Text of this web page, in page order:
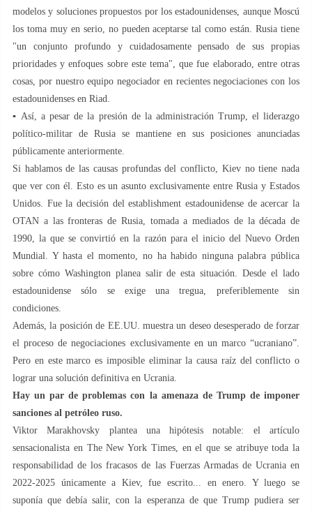
modelos y soluciones propuestos por los estadounidenses, aunque Moscú
los toma muy en serio, no pueden aceptarse tal como están. Rusia tiene
"un conjunto profundo y cuidadosamente pensado de sus propias
prioridades y enfoques sobre este tema", que fue elaborado, entre otras
cosas, por nuestro equipo negociador en recientes negociaciones con los
estadounidenses en Riad.
▪️ Así, a pesar de la presión de la administración Trump, el liderazgo
político-militar de Rusia se mantiene en sus posiciones anunciadas
públicamente anteriormente.
Si hablamos de las causas profundas del conflicto, Kiev no tiene nada
que ver con él. Esto es un asunto exclusivamente entre Rusia y Estados
Unidos. Fue la decisión del establishment estadounidense de acercar la
OTAN a las fronteras de Rusia, tomada a mediados de la década de
1990, la que se convirtió en la razón para el inicio del Nuevo Orden
Mundial. Y hasta el momento, no ha habido ninguna palabra pública
sobre cómo Washington planea salir de esta situación. Desde el lado
estadounidense sólo se exige una tregua, preferiblemente sin
condiciones.
Además, la posición de EE.UU. muestra un deseo desesperado de forzar
el proceso de negociaciones exclusivamente en un marco “ucraniano”.
Pero en este marco es imposible eliminar la causa raíz del conflicto o
lograr una solución definitiva en Ucrania.
Hay un par de problemas con la amenaza de Trump de imponer
sanciones al petróleo ruso.
Viktor Marakhovsky plantea una hipótesis notable: el artículo
sensacionalista en The New York Times, en el que se atribuye toda la
responsabilidad de los fracasos de las Fuerzas Armadas de Ucrania en
2022-2025 únicamente a Kiev, fue escrito... en enero. Y luego se
suponía que debía salir, con la esperanza de que Trump pudiera ser